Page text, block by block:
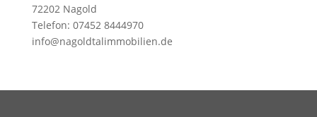
72202 Nagold
Telefon: 07452 8444970
info@nagoldtalimmobilien.de